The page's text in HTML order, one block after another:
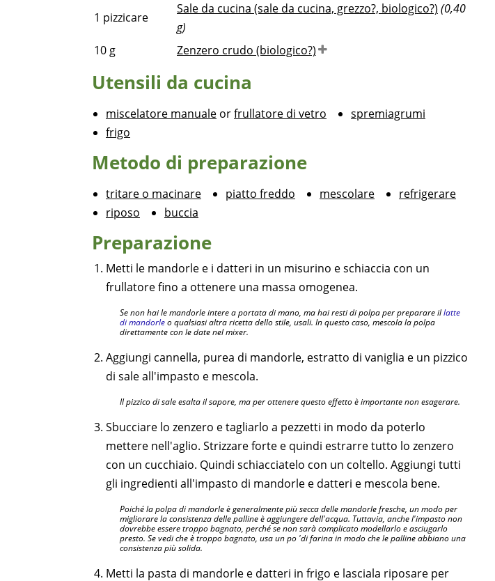
1 pizzicare
Sale da cucina (sale da cucina, grezzo?, biologico?) (0,40
g)
10 g Zenzero crudo (biologico?)
Utensili da cucina
miscelatore manuale orfrullatore di vetro
spremiagrumi
frigo
Metodo di preparazione
tritare o macinare piatto freddo mescolare
refrigerare
riposo
buccia
Preparazione
Metti le mandorle e i datteri in un misurino e schiaccia con un
frullatore fino a ottenere una massa omogenea.
Se non hai le mandorle intere a portata di mano, ma hai resti di polpa per preparare illatte
di mandorleo qualsiasi altra ricetta dello stile, usali. In questo caso, mescola la polpa
direttamente con le date nel mixer.
Aggiungi cannella, purea di mandorle, estratto di vaniglia e un pizzico
di sale all'impasto e mescola.
Il pizzico di sale esalta il sapore, ma per ottenere questo effetto è importante non esagerare.
Sbucciare lo zenzero e tagliarlo a pezzetti in modo da poterlo
mettere nell'aglio. Strizzare forte e quindi estrarre tutto lo zenzero
con un cucchiaio. Quindi schiacciatelo con un coltello. Aggiungi tutti
gli ingredienti all'impasto di mandorle e datteri e mescola bene.
Poiché la polpa di mandorle è generalmente più secca delle mandorle fresche, un modo per
migliorare la consistenza delle palline è aggiungere dell'acqua. Tuttavia, anche l'impasto non
dovrebbe essere troppo bagnato, perché se non sarà complicato modellarlo e asciugarlo
presto. Se vedi che è troppo bagnato, usa un po 'di farina in modo che le palline abbiano una
consistenza più solida.
Metti la pasta di mandorle e datteri in frigo e lasciala riposare per